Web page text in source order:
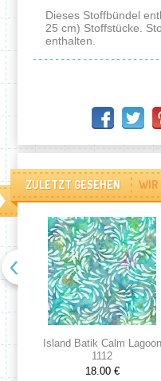
Dieses Stoffbündel
25 cm) Stoffstücke.
enthalten.
ZULETZT GESEHEN WIR
Island Batik Calm Lagoon
1112
18.00 €